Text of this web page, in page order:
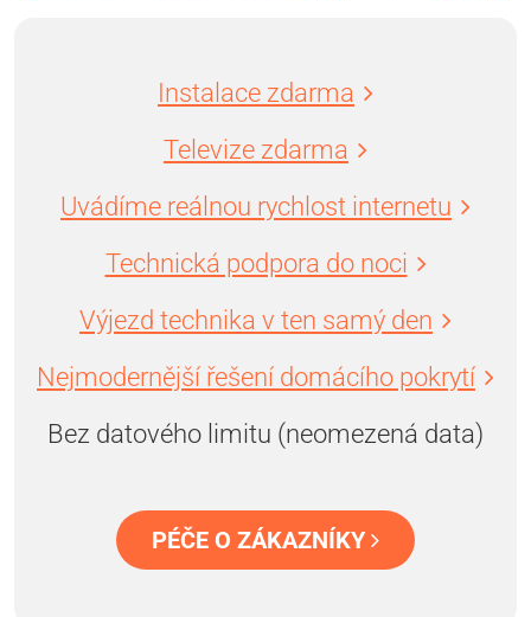
Instalace zdarma
Televize zdarma
Uvádíme reálnou rychlost internetu
Technická podpora do noci
Výjezd technika v ten samý den
Nejmodernější řešení domácího pokrytí
Bez datového limitu (neomezená data)
PÉČE O ZÁKAZNÍKY